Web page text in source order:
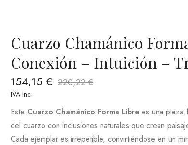
Cuarzo Chamánico
Conexión – Intuición –
154,15 € 220,22€
IVA Inc.
Este Cuarzo Chamánico Forma Libre es una pieza
del cuarzo con inclusiones naturales que crean
Cada ejemplar es irrepetible, convirtiéndose en un